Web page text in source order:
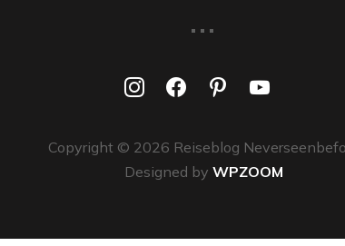
...
instagramfacebookpinterestyoutube
Copyright © 2026 Reiseblog
Designed by WPZOOM